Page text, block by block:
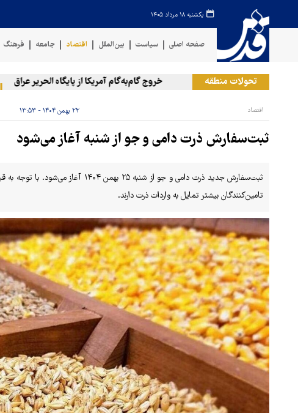
یکشنبه ۱۸ مرداد ۱۴۰۵
صفحه اصلی سیاست بین‌الملل اقتصاد جامعه فرهنگ
تحولات منطقه خروج گام‌به‌گام آمریکا از پایگاه الحریر عراق
اقتصاد ۲۲ بهمن ۱۴۰۴ - ۱۳:۵۳
ثبت‌سفارش ذرت دامی و جو از شنبه آغاز می‌شود
ثبت‌سفارش جدید ذرت دامی و جو از شنبه ۲۵
تامین‌کنندگان بیشتر تمایل به واردات ذرت دارند.